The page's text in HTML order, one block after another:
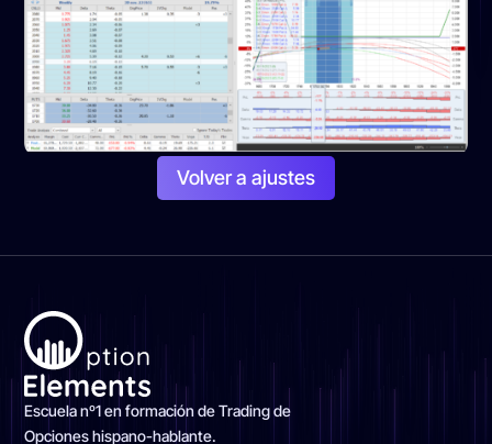
Volver a ajustes
Escuela nº1 en formación de Trading de
Opciones hispano-hablante.